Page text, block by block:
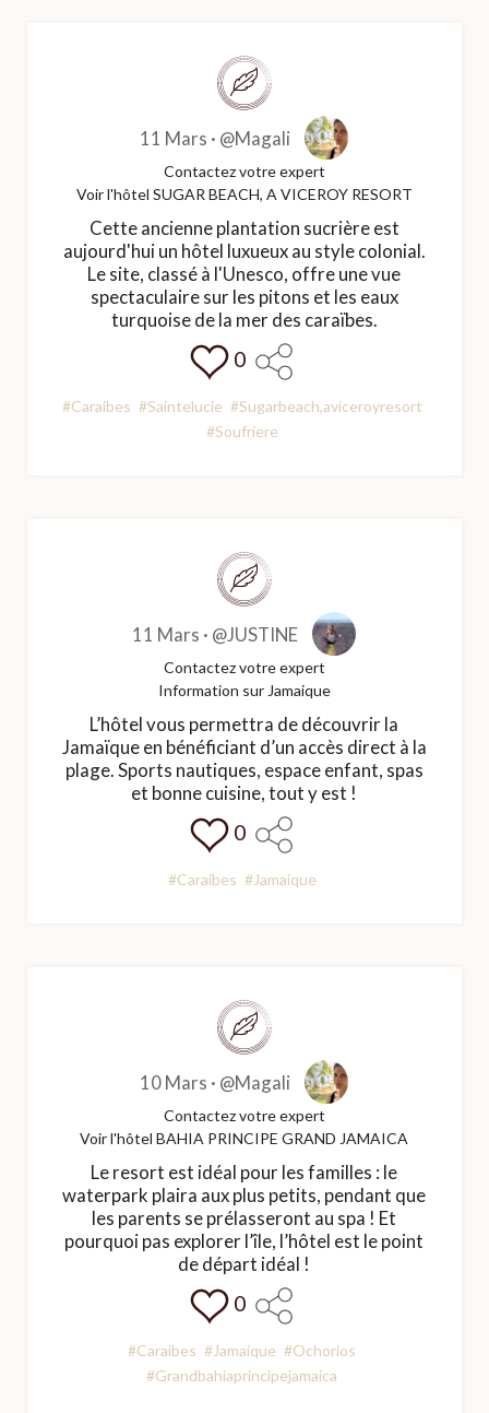
11 Mars · @Magali
Contactez votre expert
Voir l'hôtel SUGAR BEACH, A VICEROY RESORT
Cette ancienne plantation sucrière est
aujourd'hui un hôtel luxueux au style colonial.
Le site, classé à l'Unesco, offre une vue
spectaculaire sur les pitons et les eaux
turquoise de la mer des caraïbes.
0
#Caraibes #Saintelucie #Sugarbeach,aviceroyresort
#Soufriere
11 Mars · @JUSTINE
Contactez votre expert
Information sur Jamaique
L’hôtel vous permettra de découvrir la
Jamaïque en bénéficiant d’un accès direct à la
plage. Sports nautiques, espace enfant, spas
et bonne cuisine, tout y est !
0
#Caraibes #Jamaique
10 Mars · @Magali
Contactez votre expert
Voir l'hôtel BAHIA PRINCIPE GRAND JAMAICA
Le resort est idéal pour les familles : le
waterpark plaira aux plus petits, pendant que
les parents se prélasseront au spa ! Et
pourquoi pas explorer l’île, l’hôtel est le point
de départ idéal !
0
#Caraibes #Jamaique #Ochorios
#Grandbahiaprincipejamaica